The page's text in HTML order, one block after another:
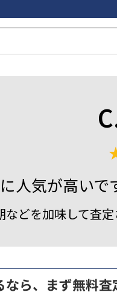
人気が高いで
どを加味して査
ら、まず無料査